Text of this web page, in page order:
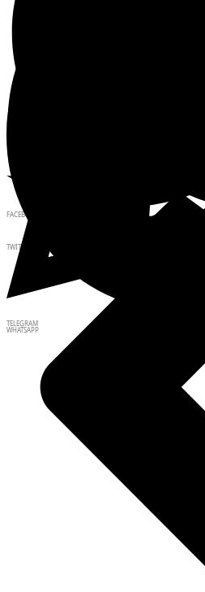
FACEBOOK
TWITTER
WHATSAPP
TELEGRAM